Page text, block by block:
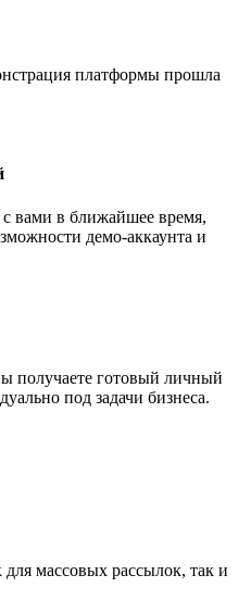
платформы прошла
вами в ближайшее время,
демо-аккаунта и
получаете готовый личный
под задачи бизнеса.
массовых рассылок, так и